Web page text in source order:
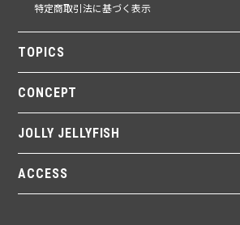
特定商取引法に基づく表示
TOPICS
CONCEPT
JOLLY JELLYFISH
ACCESS